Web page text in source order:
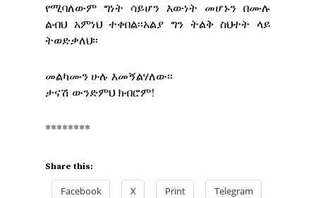
የሚባለውም ግነት ሳይሆን እውነት መሆኑን በሙሉ
ልብህ አምነህ ተቀበል፡፡አልያ ግን ትልቅ ስህተት ላይ
ትወድቃለህ፡፡
መልካሙን ሁሉ እመኝልሃለው፡፡
ታናሽ ውንድምህ ክብሮም!
********
Share this:
Facebook X Print Telegram